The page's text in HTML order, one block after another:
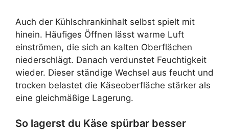
Auch der Kühlschrankinhalt selbst spielt mit
hinein. Häufiges Öffnen lässt warme Luft
einströmen, die sich an kalten Oberflächen
niederschlägt. Danach verdunstet Feuchtigkeit
wieder. Dieser ständige Wechsel aus feucht und
trocken belastet die Käseoberfläche stärker als
eine gleichmäßige Lagerung.
So lagerst du Käse spürbar besser